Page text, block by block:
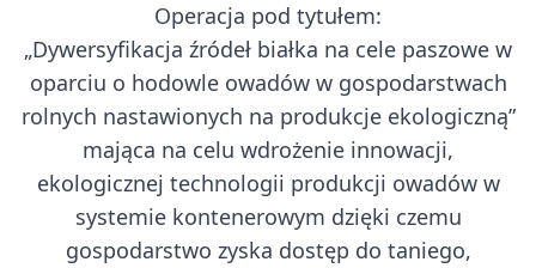
Operacja pod tytułem:
„Dywersyfikacja źródeł białka na cele paszowe w
oparciu o hodowle owadów w gospodarstwach
rolnych nastawionych na produkcje ekologiczną”
mająca na celu wdrożenie innowacji,
ekologicznej technologii produkcji owadów w
systemie kontenerowym dzięki czemu
gospodarstwo zyska dostęp do taniego,